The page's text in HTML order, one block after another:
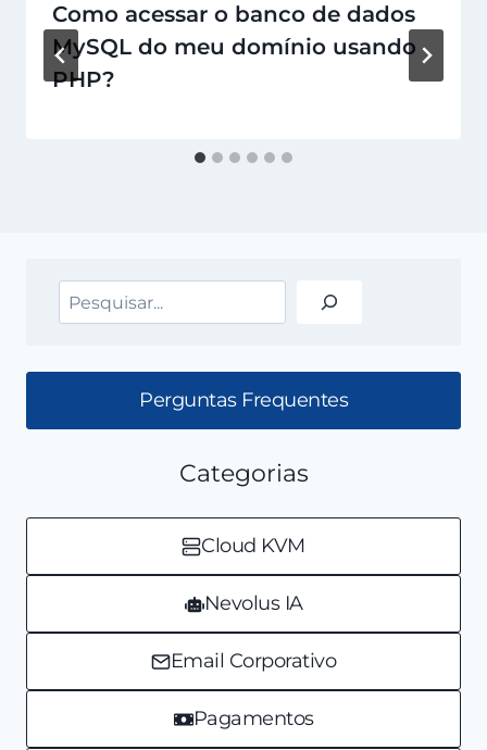
Como acessar o banco de dados
MySQL do meu domínio usando
PHP?
Pesquisar
Perguntas Frequentes
Categorias
Cloud KVM
Nevolus IA
Email Corporativo
Pagamentos